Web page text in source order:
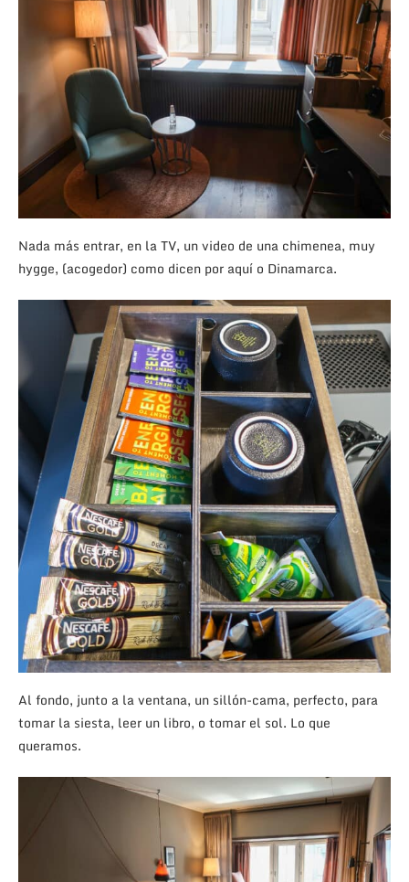
Nada más entrar, en la TV, un video de una chimenea, muy
hygge, (acogedor) como dicen por aquí o Dinamarca.
Al fondo, junto a la ventana, un sillón-cama, perfecto, para
tomar la siesta, leer un libro, o tomar el sol. Lo que
queramos.